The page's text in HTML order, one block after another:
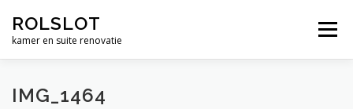
naarROLSLOT
kamer en suite renovatie
Menu
WIELEN BESLAG
IMG_1464